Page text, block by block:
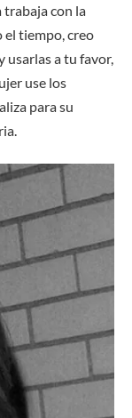
trabaja con la
el tiempo, creo
usarlas a tu favor,
use los
para su